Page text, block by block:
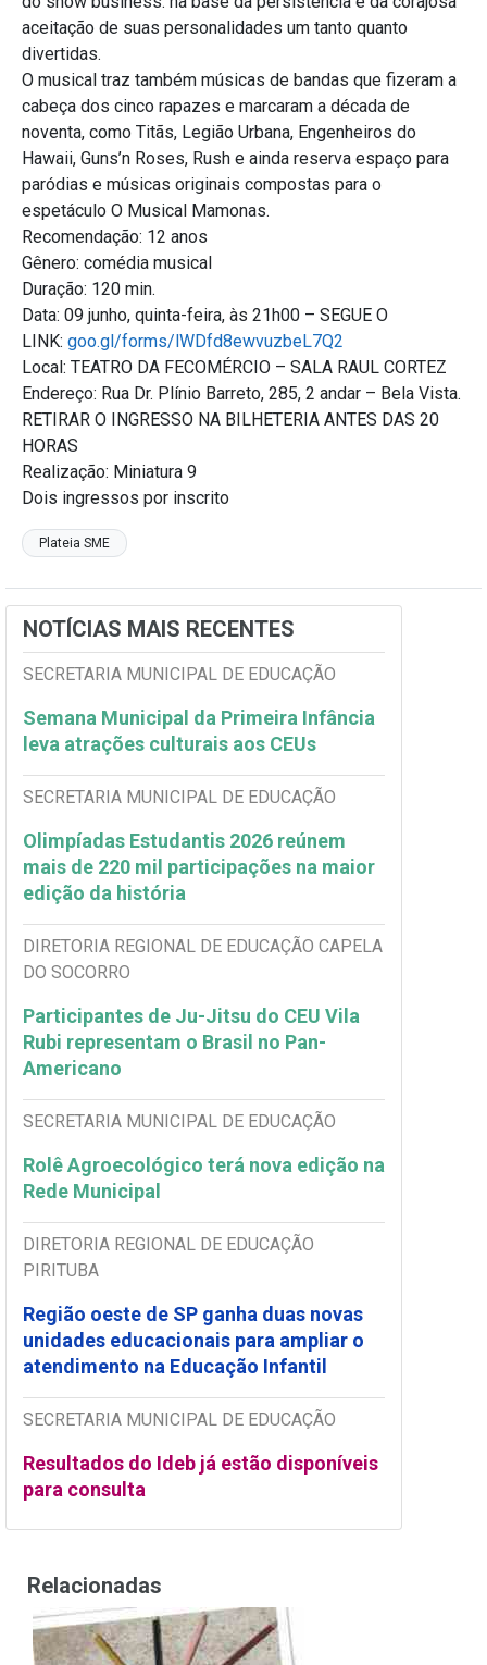
aceitação de suas personalidades um tanto quanto
divertidas.
O musical traz também músicas de bandas que fizeram a
cabeça dos cinco rapazes e marcaram a década de
noventa, como Titãs, Legião Urbana, Engenheiros do
Hawaii, Guns’n Roses, Rush e ainda reserva espaço para
paródias e músicas originais compostas para o
espetáculo O Musical Mamonas.
Recomendação: 12 anos
Gênero: comédia musical
Duração: 120 min.
Data: 09 junho, quinta-feira, às 21h00 – SEGUE O
LINK: goo.gl/forms/lWDfd8ewvuzbeL7Q2
Local: TEATRO DA FECOMÉRCIO – SALA RAUL CORTEZ
Endereço: Rua Dr. Plínio Barreto, 285, 2 andar – Bela Vista.
RETIRAR O INGRESSO NA BILHETERIA ANTES DAS 20
HORAS
Realização: Miniatura 9
Dois ingressos por inscrito
Plateia SME
NOTÍCIAS MAIS RECENTES
SECRETARIA MUNICIPAL DE EDUCAÇÃO
Semana Municipal da Primeira Infância
leva atrações culturais aos CEUs
SECRETARIA MUNICIPAL DE EDUCAÇÃO
Olimpíadas Estudantis 2026 reúnem
mais de 220 mil participações na maior
edição da história
DIRETORIA REGIONAL DE EDUCAÇÃO CAPELA
DO SOCORRO
Participantes de Ju-Jitsu do CEU Vila
Rubi representam o Brasil no Pan-
Americano
SECRETARIA MUNICIPAL DE EDUCAÇÃO
Rolê Agroecológico terá nova edição na
Rede Municipal
DIRETORIA REGIONAL DE EDUCAÇÃO
PIRITUBA
Região oeste de SP ganha duas novas
unidades educacionais para ampliar o
atendimento na Educação Infantil
SECRETARIA MUNICIPAL DE EDUCAÇÃO
Resultados do Ideb já estão disponíveis
para consulta
Relacionadas